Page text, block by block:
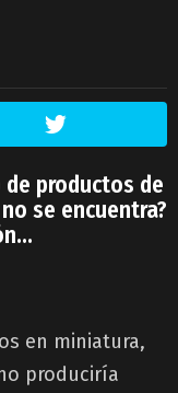
productos de
se encuentra?
en miniatura,
produciría